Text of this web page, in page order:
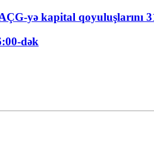
yə kapital qoyuluşlarını
dək